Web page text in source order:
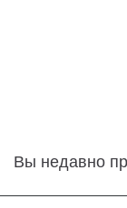
Вы недавно